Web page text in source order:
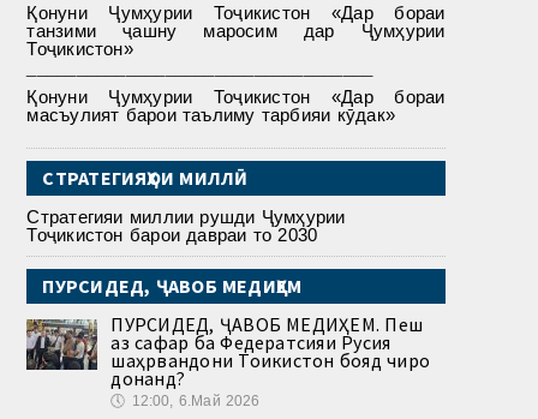
Қонуни Ҷумҳурии Тоҷикистон «Дар бораи
танзими ҷашну маросим дар Ҷумҳурии
Тоҷикистон»
Қонуни Ҷумҳурии Тоҷикистон «Дар бораи
масъулият барои таълиму тарбияи кӯдак»
СТРАТЕГИЯҲОИ МИЛЛӢ
Стратегияи миллии рушди Ҷумҳурии
Тоҷикистон барои давраи то 2030
ПУРСИДЕД, ҶАВОБ МЕДИҲЕМ
ПУРСИДЕД, ҶАВОБ МЕДИҲЕМ. Пеш
аз сафар ба Федератсияи Русия
шаҳрвандони Тоҷикистон бояд чиро
донанд?
🕔 12:00, 6.Май 2026